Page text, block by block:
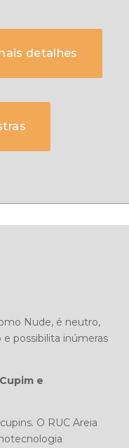
detalhes
Nude, é neutro,
possibilita inúmeras
e
O RUC Areia